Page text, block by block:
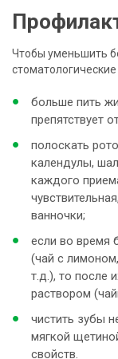
Чтобы уменьшить
больше пить
препятствует
полоскать
календулы,
каждого
ванночки;
если во время
(чай с
т.д.), то после
раствором
чистить зубы
мягкой
свойств.